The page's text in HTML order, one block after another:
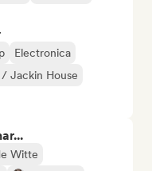
Electronica
Jackin House
Witte